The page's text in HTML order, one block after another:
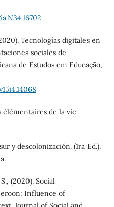
Tecnologías digitales en
sociales de
de Estudos em Educação,
élémentaires de la vie
y descolonización. (1ra Ed.).
(2020). Social
Influence of